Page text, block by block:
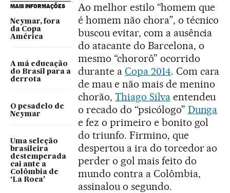
MAIS INFORMAÇÕES
Neymar, fora
da Copa
América
A má educação
do Brasil para a
derrota
O pesadelo de
Neymar
Uma seleção
brasileira
destemperada
cai ante a
Colômbia de
‘La Roca’
Ao melhor estilo “homem que
é homem não chora”, o técnico
buscou evitar, com a ausência
do atacante do Barcelona, o
mesmo “chororô” ocorrido
durante a Copa 2014. Com cara
de mau e não mais de menino
chorão, Thiago Silvaentendeu
o recado do “psicólogo” Dunga
e fez o primeiro e bonito gol
do triunfo. Firmino, que
despertou a ira do torcedor ao
perder o gol mais feito do
mundo contra a Colômbia,
assinalou o segundo.